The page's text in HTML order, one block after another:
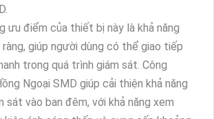
ưu điểm của thiết bị này là khả năng
giúp người dùng có thể giao tiếp
trong quá trình giám sát. Công
Ngoại SMD giúp cải thiện khả năng
sát vào ban đêm, với khả năng xem